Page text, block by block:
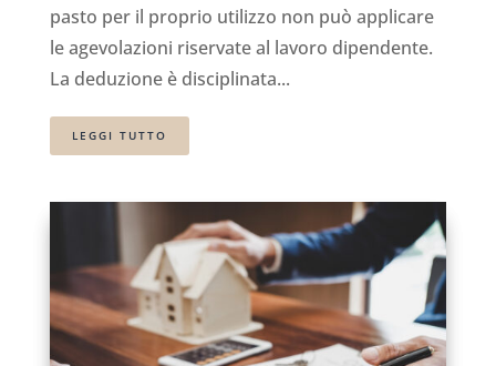
pasto per il proprio utilizzo non può applicare
le agevolazioni riservate al lavoro dipendente.
La deduzione è disciplinata...
LEGGI TUTTO